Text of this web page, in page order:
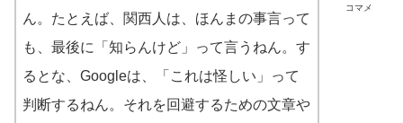
コマメ
ん。たとえば、関西人は、ほんまの事言って
も、最後に「知らんけど」って言うねん。す
るとな、Googleは、「これは怪しい」って
判断するねん。それを回避するための文章や